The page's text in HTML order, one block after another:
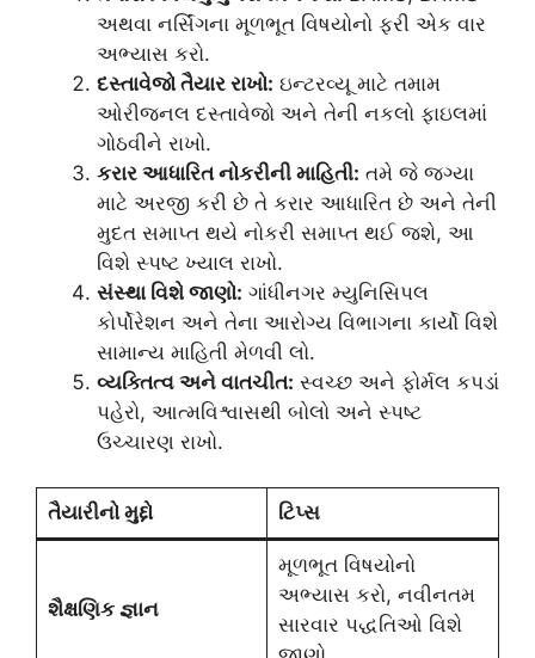
અથવા નર્સિંગના મૂળભૂત વિષયોનો ફરી એક વાર
અભ્યાસ કરો.
દસ્તાવેજો તૈયાર રાખો: ઇન્ટરવ્યૂ માટે તમામ
ઓરીજનલ દસ્તાવેજો અને તેની નકલો ફાઇલમાં
ગોઠવીને રાખો.
કરાર આધારિત નોકરીની માહિતી: તમે જે જગ્યા
માટે અરજી કરી છે તે કરાર આધારિત છે અને તેની
મુદત સમાપ્ત થયે નોકરી સમાપ્ત થઈ જશે, આ
વિશે સ્પષ્ટ ખ્યાલ રાખો.
સંસ્થા વિશે જાણો: ગાંધીનગર મ્યુનિસિપલ
કોર્પોરેશન અને તેના આરોગ્ય વિભાગના કાર્યો વિશે
સામાન્ય માહિતી મેળવી લો.
વ્યક્તિત્વ અને વાતચીત: સ્વચ્છ અને ફોર્મલ કપડાં
પહેરો, આત્મવિશ્વાસથી બોલો અને સ્પષ્ટ
ઉચ્ચારણ રાખો.
તૈયારીનો મુદ્દો ટિપ્સ
શૈક્ષણિક જ્ઞાન
મૂળભૂત વિષયોનો
અભ્યાસ કરો, નવીનતમ
સારવાર પદ્ધતિઓ વિશે